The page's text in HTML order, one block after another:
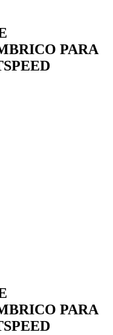
PARA
PARA